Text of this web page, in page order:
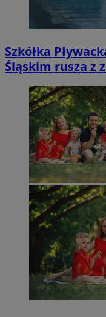
Szkółka
Śląskim rusza z